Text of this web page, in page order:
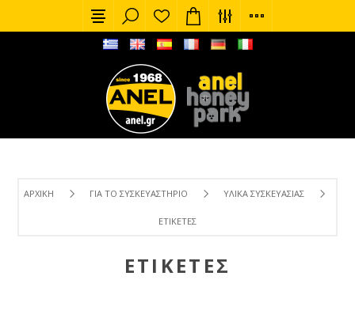
ΑΡΧΙΚΉ ΓΙΑ ΤΟ ΣΥΣΚΕΥΑΣΤΉΡΙΟ ΥΛΙΚΆ ΣΥΣΚΕΥΑΣΊΑΣ
ΕΤΙΚΈΤΕΣ
ΕΤΙΚΈΤΕΣ